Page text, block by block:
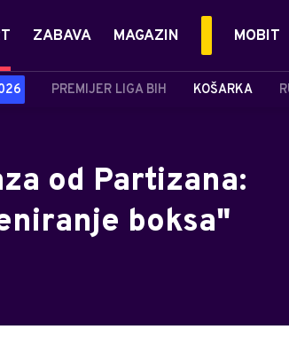
PREMIJER LIGA BIH KOŠARKA
ZABAVA MAGAZIN MOBIT
od Partizana:
boksa"